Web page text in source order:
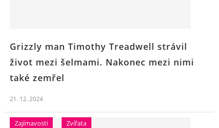
Grizzly man Timothy Treadwell strávil
život mezi šelmami. Nakonec mezi nimi
také zemřel
21. 12. 2024
Zajímavosti Zvířata